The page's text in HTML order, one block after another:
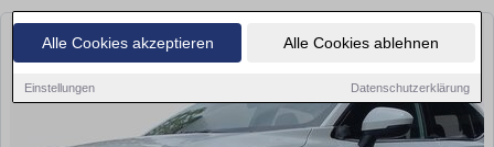
Alle Cookies akzeptieren Alle Cookies ablehnen
Einstellungen Datenschutzerklärung